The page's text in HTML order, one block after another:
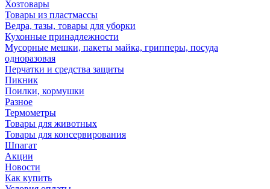
Хозтовары
Товары из пластмассы
Ведра, тазы, товары для уборки
Кухонные принадлежности
Мусорные мешки, пакеты майка, грипперы, посуда
одноразовая
Перчатки и средства защиты
Пикник
Поилки, кормушки
Разное
Термометры
Товары для животных
Товары для консервирования
Шпагат
Акции
Новости
Как купить